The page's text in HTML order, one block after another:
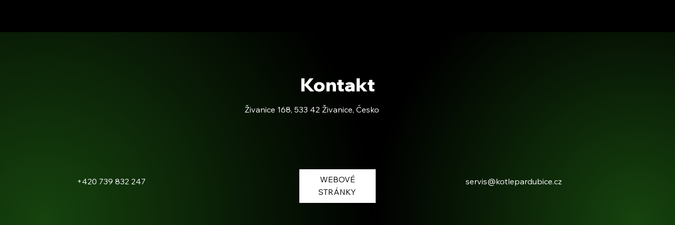
+420 739 832 247
Kontakt
Živanice 168, 533 42 Živanice, Česko
WEBOVÉ
STRÁNKY
servis@kotlepardubice.cz